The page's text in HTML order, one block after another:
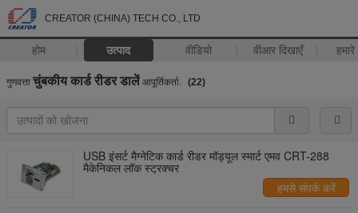
CREATOR (CHINA) TECH CO., LTD
होम उत्पाद वीडियो वीआर दिखाएँ
गुणवत्ता चुंबकीय कार्ड रीडर डालें आपूर्तिकर्ता. (22)
USB इंसर्ट मैग्नेटिक कार्ड रीडर मॉड्यूल स्मार्ट एमव CRT-288
मैकेनिकल लॉक स्ट्रक्चर
हमसे संपर्क करें